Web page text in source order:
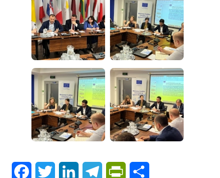
FacebookTwitter LinkedInTelegramPrintFriendly